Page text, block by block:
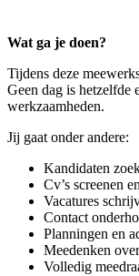
Wat ga je doen?
Tijdens deze
Geen dag is
werkzaamheden.
Jij gaat onder andere:
Kandidaten
Cv’s screenen
Vacatures
Contact
Planningen en
Meedenken
Volledig